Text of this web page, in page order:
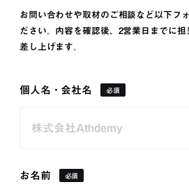
お問い合わせや取材のご相談など以下フ
ださい。内容を確認後、2営業日までに
差し上げます。
個人名・会社名 必須
お名前 必須